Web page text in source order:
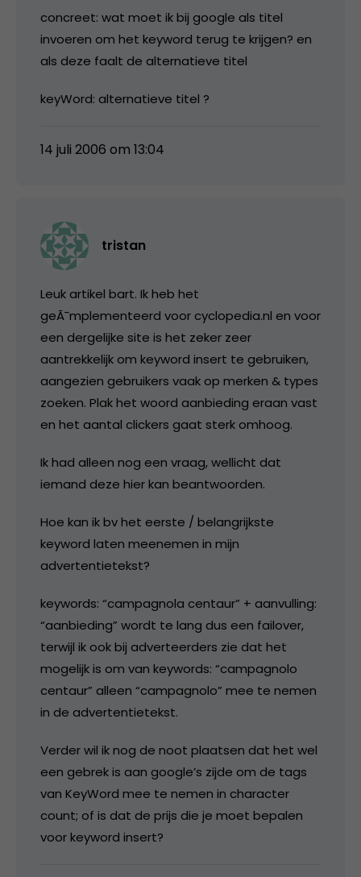
concreet: wat moet ik bij google als titel
invoeren om het keyword terug te krijgen? en
als deze faalt de alternatieve titel
keyWord: alternatieve titel ?
14 juli 2006 om 13:04
tristan
Leuk artikel bart. Ik heb het
geÃ¯mplementeerd voor cyclopedia.nl en voor
een dergelijke site is het zeker zeer
aantrekkelijk om keyword insert te gebruiken,
aangezien gebruikers vaak op merken & types
zoeken. Plak het woord aanbieding eraan vast
en het aantal clickers gaat sterk omhoog.
Ik had alleen nog een vraag, wellicht dat
iemand deze hier kan beantwoorden.
Hoe kan ik bv het eerste / belangrijkste
keyword laten meenemen in mijn
advertentietekst?
keywords: “campagnola centaur” + aanvulling:
“aanbieding” wordt te lang dus een failover,
terwijl ik ook bij adverteerders zie dat het
mogelijk is om van keywords: “campagnolo
centaur” alleen “campagnolo” mee te nemen
in de advertentietekst.
Verder wil ik nog de noot plaatsen dat het wel
een gebrek is aan google’s zijde om de tags
van KeyWord mee te nemen in character
count; of is dat de prijs die je moet bepalen
voor keyword insert?